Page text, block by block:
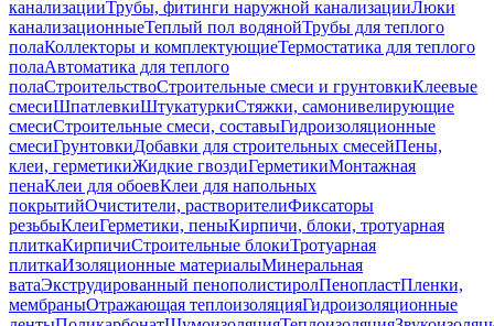
канализацииТрубы, фитинги наружной канализацииЛюки
канализационныеТеплый пол водянойТрубы для теплого
полаКоллекторы и комплектующиеТермостатика для теплого
полаАвтоматика для теплого
полаСтроительствоСтроительные смеси и грунтовкиКлеевые
смесиШпатлевкиШтукатуркиСтяжки, самонивелирующие
смесиСтроительные смеси, составыГидроизоляционные
смесиГрунтовкиДобавки для строительных смесейПены,
клеи, герметикиЖидкие гвоздиГерметикиМонтажная
пенаКлеи для обоевКлеи для напольных
покрытийОчистители, растворителиФиксаторы
резьбыКлеиГерметики, пеныКирпичи, блоки, тротуарная
плиткаКирпичиСтроительные блокиТротуарная
плиткаИзоляционные материалыМинеральная
ватаЭкструдированный пенополистиролПенопластПленки,
мембраныОтражающая теплоизоляцияГидроизоляционные